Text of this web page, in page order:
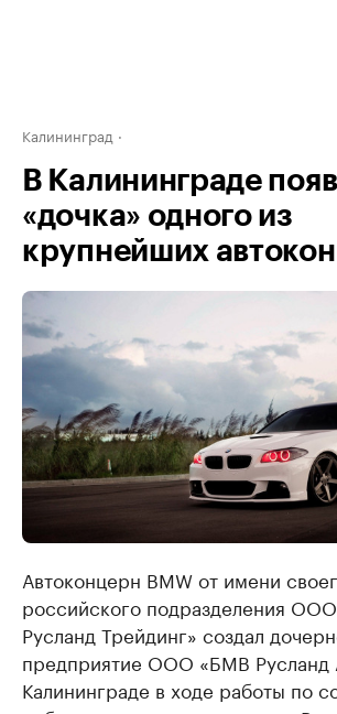
Калининград
В Калининграде
«дочка» одного из
крупнейших
Автоконцерн BMW от имени
российского подразделения
Русланд Трейдинг» создал
предприятие ООО «БМВ Русланд
Калининграде в ходе работы по